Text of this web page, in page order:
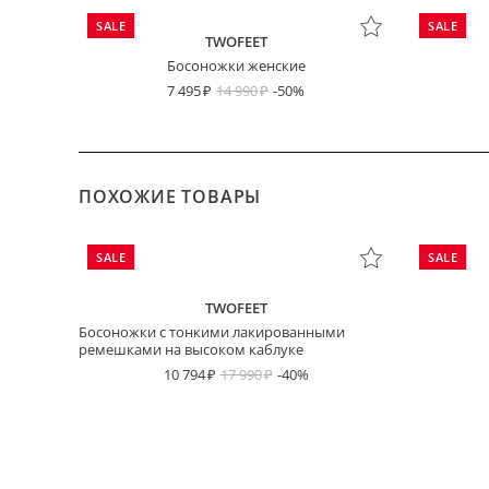
SALE
TWOFEET
Босоножки женские
7 495
14 990 -50%
SALE
ПОХОЖИЕ ТОВАРЫ
SALE
TWOFEET
Босоножки с тонкими лакированными
ремешками на высоком каблуке
10 794
17 990 -40%
SALE